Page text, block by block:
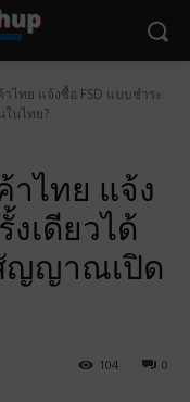
ไทย แจ้งซื้อ FSD แบบชำระ
นไทย?
าไทย แจ้ง
เดียวได้
ญญาณเปิด
0
104